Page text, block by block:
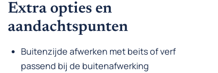
Extra opties en
aandachtspunten
Buitenzijde afwerken met beits of verf
passend bij de buitenafwerking